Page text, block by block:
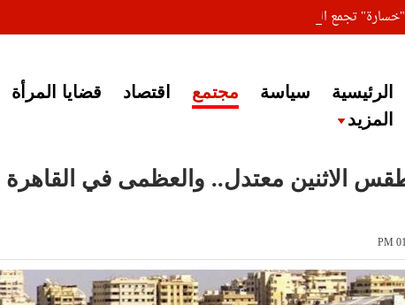
"خسارة" تجمع المعلقين على خبر إغلاق أصوات مصرية
الرئيسية سياسة مجتمع اقتصاد قضايا المرأة
المزيد